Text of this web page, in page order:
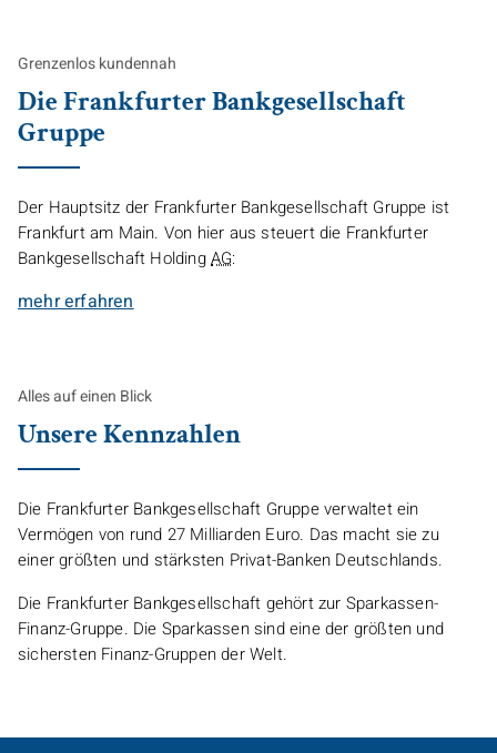
Grenzenlos kundennah
Die Frankfurter Bankgesellschaft
Gruppe
Der Hauptsitz der Frankfurter Bankgesellschaft Gruppe ist
Frankfurt am Main. Von hier aus steuert die Frankfurter
Bankgesellschaft HoldingAG:
mehr erfahren
Alles auf einen Blick
Unsere Kennzahlen
Die Frankfurter Bankgesellschaft Gruppe verwaltet ein
Vermögen von rund 27 Milliarden Euro. Das macht sie zu
einer größten und stärksten Privat-Banken Deutschlands.
Die Frankfurter Bankgesellschaft gehört zur Sparkassen-
Finanz-Gruppe. Die Sparkassen sind eine der größten und
sichersten Finanz-Gruppen der Welt.